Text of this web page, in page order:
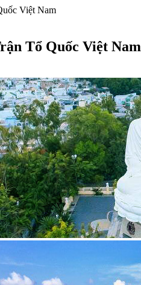
Việt Nam
Tổ Quốc Việt Nam